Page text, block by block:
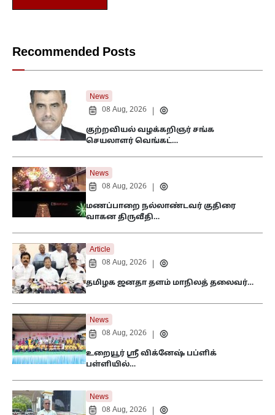
Recommended Posts
News
08 Aug, 2026
குற்றவியல் வழக்கறிஞர் சங்க
செயலாளர் வெங்கட்…
News
08 Aug, 2026
மணப்பாறை நல்லாண்டவர் குதிரை
வாகன திருவீதி…
Article
08 Aug, 2026
தமிழக ஜனதா தளம் மாநிலத் தலைவர்…
News
08 Aug, 2026
உறையூர் ஸ்ரீ விக்னேஷ் பப்ளிக்
பள்ளியில்…
News
08 Aug, 2026